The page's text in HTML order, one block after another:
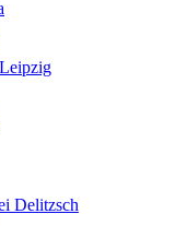
Delitzsch